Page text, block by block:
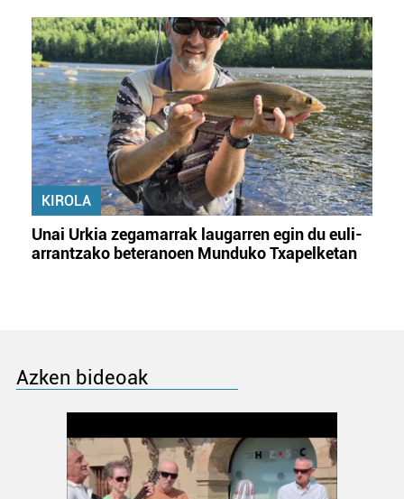
KIROLA
Unai Urkia zegamarrak laugarren egin du euli-
arrantzako beteranoen Munduko Txapelketan
Azken bideoak